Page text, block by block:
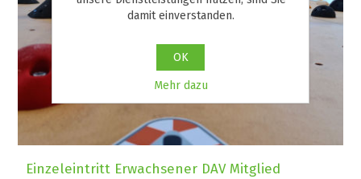
Einzeleintritt Erwachsener DAV Mitglied
damit einverstanden.
OK
Mehr dazu